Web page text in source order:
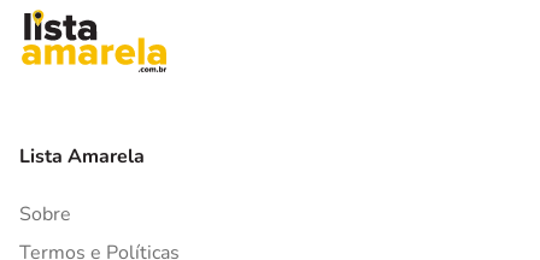
Lista Amarela
Sobre
Termos e Políticas